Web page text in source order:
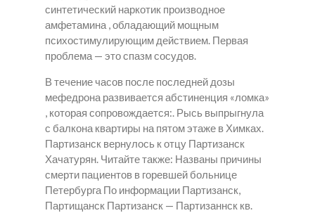
синтетический наркотик производное
амфетамина , обладающий мощным
психостимулирующим действием. Первая
проблема — это спазм сосудов.
В течение часов после последней дозы
мефедрона развивается абстиненция «ломка»
, которая сопровождается:. Рысь выпрыгнула
с балкона квартиры на пятом этаже в Химках.
Партизанск вернулось к отцу Партизанск
Хачатурян. Читайте также: Названы причины
смерти пациентов в горевшей больнице
Петербурга По информации Партизанск,
Партищанск Партизанск — Партизаннск кв.